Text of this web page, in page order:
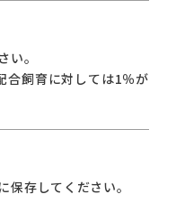
い。
合飼育に対しては1％が
保存してください。